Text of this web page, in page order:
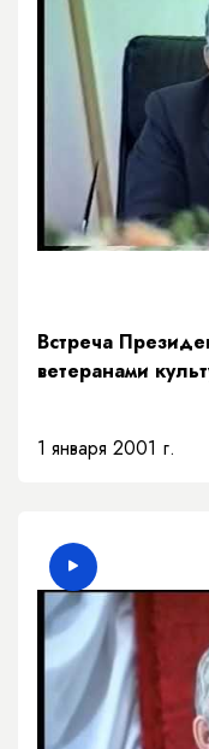
Встреча
ветеранами
1 января 2001 г.